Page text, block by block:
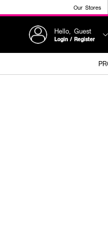
Our Stores
Hello, Guest
Login / Register